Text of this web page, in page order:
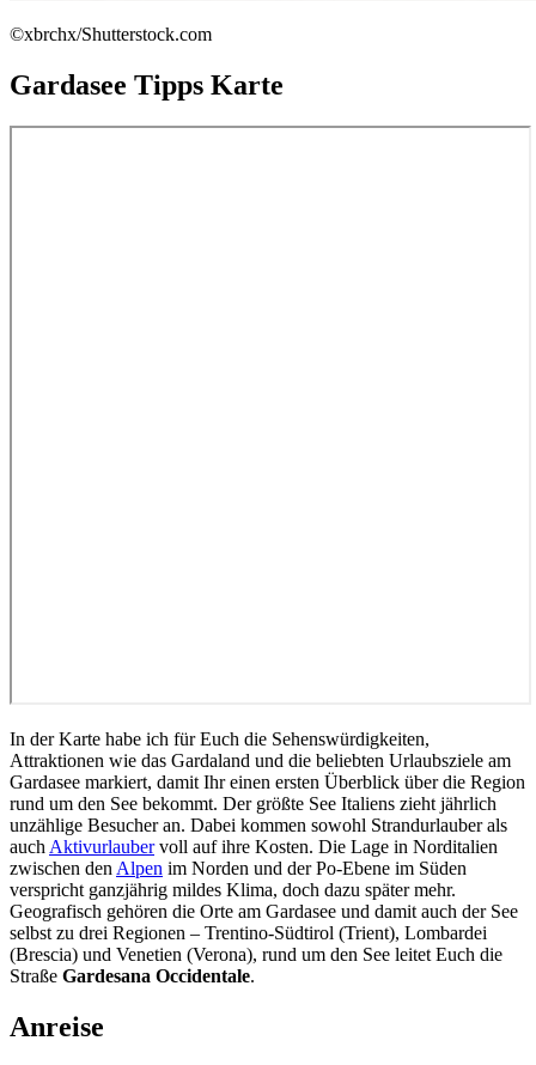
©xbrchx/Shutterstock.com
Gardasee Tipps Karte
In der Karte habe ich für Euch die Sehenswürdigkeiten,
Attraktionen wie das Gardaland und die beliebten Urlaubsziele am
Gardasee markiert, damit Ihr einen ersten Überblick über die Region
rund um den See bekommt. Der größte See Italiens zieht jährlich
unzählige Besucher an. Dabei kommen sowohl Strandurlauber als
auch Aktivurlaubervoll auf ihre Kosten. Die Lage in Norditalien
zwischen den Alpen im Norden und der Po-Ebene im Süden
verspricht ganzjährig mildes Klima, doch dazu später mehr.
Geografisch gehören die Orte am Gardasee und damit auch der See
selbst zu drei Regionen – Trentino-Südtirol (Trient), Lombardei
(Brescia) und Venetien (Verona), rund um den See leitet Euch die
Straße Gardesana Occidentale.
Anreise